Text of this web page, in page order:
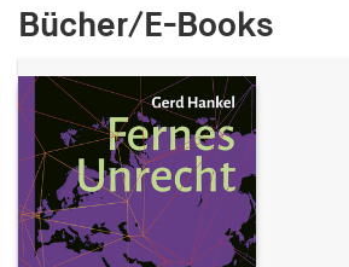
Bücher/E-Books
Name:
fe_typo_user
Anbieter:
hamburger-edition.de
Cookie Laufzeit:
Sitzung
fonts_loaded